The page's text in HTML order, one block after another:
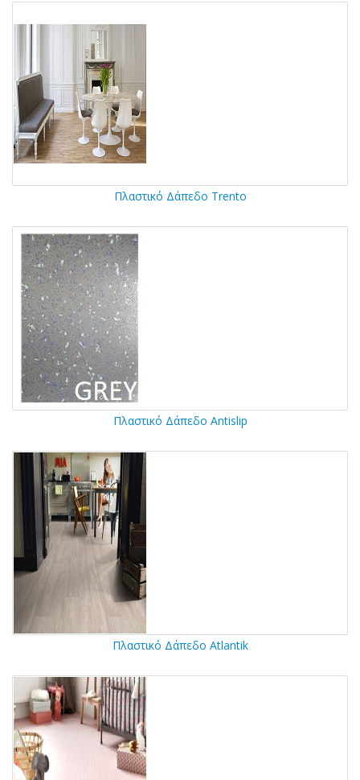
Πλαστικό Δάπεδο Trento
Πλαστικό Δάπεδο Antislip
Πλαστικό Δάπεδο Atlantik